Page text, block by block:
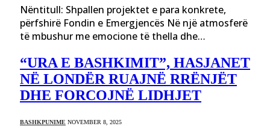
Nëntitull: Shpallen projektet e para konkrete,
përfshirë Fondin e Emergjencës Në një atmosferë
të mbushur me emocione të thella dhe…
“URA E BASHKIMIT”, HASJANET
NË LONDËR RUAJNË RRËNJËT
DHE FORCOJNË LIDHJET
BASHKPUNIME NOVEMBER 8, 2025